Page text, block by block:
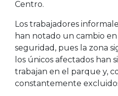
Centro.
Los trabajadores
han notado un cambio
seguridad, pues la zona
los únicos afectados han
trabajan en el parque y,
constantemente